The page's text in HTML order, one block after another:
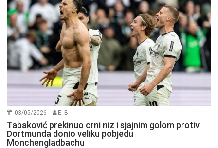
03/05/2026 E. B.
Tabaković prekinuo crni niz i sjajnim golom protiv
Dortmunda donio veliku pobjedu
Monchengladbachu